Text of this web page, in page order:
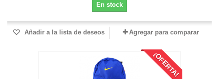
En stock
Añadir a la lista de deseos Agregar para comparar
¡OFERTA!